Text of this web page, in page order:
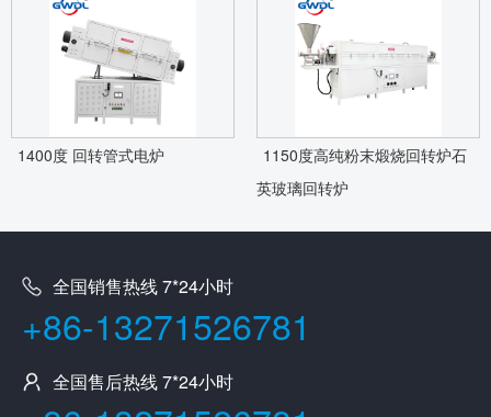
1400度 回转管式电炉
1150度高纯粉末煅烧回转炉石
英玻璃回转炉
全国销售热线 7*24小时
+86-13271526781
全国售后热线 7*24小时